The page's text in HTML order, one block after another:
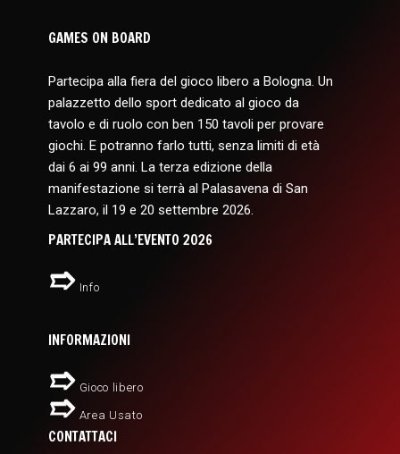
GAMES ON BOARD
Partecipa alla fiera del gioco libero a Bologna. Un
palazzetto dello sport dedicato al gioco da
tavolo e di ruolo con ben 150 tavoli per provare
giochi. E potranno farlo tutti, senza limiti di età
dai 6 ai 99 anni. La terza edizione della
manifestazione si terrà al Palasavena di San
Lazzaro, il 19 e 20 settembre 2026.
PARTECIPA ALL’EVENTO 2026
Info
INFORMAZIONI
Gioco libero
Area Usato
CONTATTACI